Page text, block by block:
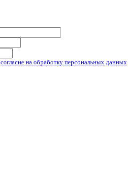
согласие на обработку персональных данных